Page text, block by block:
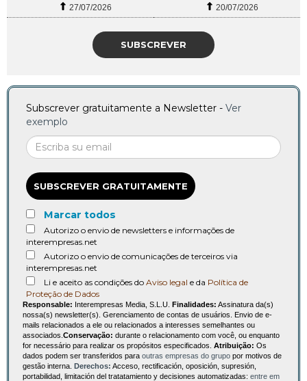
27/07/2026 20/07/2026
SUBSCREVER
Subscrever gratuitamente a Newsletter - Ver
exemplo
SUBSCREVER GRATUITAMENTE
Marcar todos
Autorizo o envio de newsletters e informações de
interempresas.net
Autorizo o envio de comunicações de terceiros via
interempresas.net
Li e aceito as condições do Aviso legal e da Política de
Proteção de Dados
Responsable: Interempresas Media, S.L.U. Finalidades: Assinatura da(s)
nossa(s) newsletter(s). Gerenciamento de contas de usuários. Envio de e-
mails relacionados a ele ou relacionados a interesses semelhantes ou
associados. Conservação: durante o relacionamento com você, ou enquanto
for necessário para realizar os propósitos especificados. Atribuição: Os
dados podem ser transferidos para outras empresas do grupo por motivos de
gestão interna. Derechos: Acceso, rectificación, oposición, supresión,
portabilidad, limitación del tratatamiento y decisiones automatizadas: entre em